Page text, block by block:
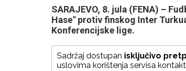
SARAJEVO, 8. jula (FENA) –
Hase" protiv finskog Inter
Konferencijske lige.
Sadržaj dostupan isključivo
uslovima korištenja servisa